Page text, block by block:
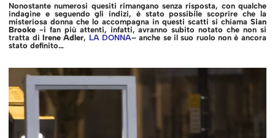
Nonostante numerosi quesiti rimangano senza risposta, con qualche
indagine e seguendo gli indizi, è stato possibile scoprire che la
misteriosa donna che lo accompagna in questi scatti si chiama Sian
Brooke -i fan più attenti, infatti, avranno subito notato che non si
tratta di Irene Adler, LA DONNA– anche se il suo ruolo non è ancora
stato definito…